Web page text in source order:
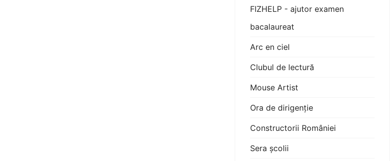
FIZHELP - ajutor examen
bacalaureat
Arc en ciel
Clubul de lectură
Mouse Artist
Ora de dirigenție
Constructorii României
Sera școlii